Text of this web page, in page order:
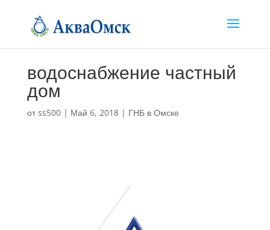
водоснабжение частный
дом
отss500| Май 6, 2018| ГНБ в Омске